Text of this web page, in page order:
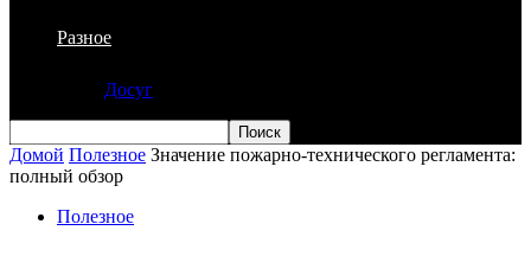
Разное
Досуг
Домой Полезное Значение пожарно-технического регламента:
полный обзор
Полезное